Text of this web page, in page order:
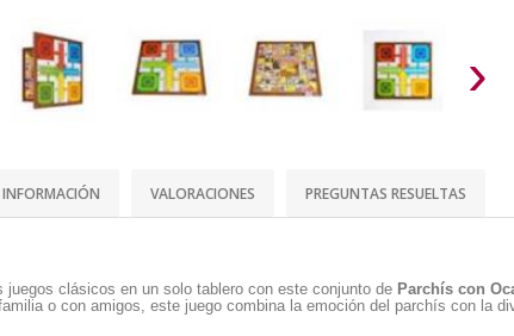
›
VALORACIONES PREGUNTAS RESUELTAS
juegos clásicos en un solo tablero con este conjunto de Parchís con
o con amigos, este juego combina la emoción del parchís con la